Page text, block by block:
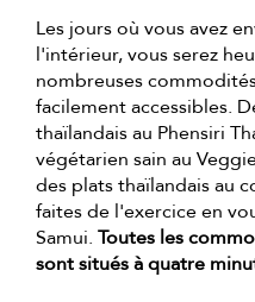
Les jours où vous avez
l'intérieur, vous serez
nombreuses
facilement accessibles.
thaïlandais au Phensiri
végétarien sain au
des plats thaïlandais au
faites de l'exercice en
Samui. Toutes les
sont situés à quatre